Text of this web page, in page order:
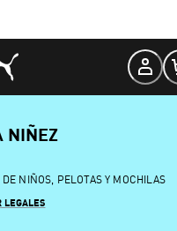
NIÑEZ
NIÑOS, PELOTAS Y MOCHILAS
LEGALES